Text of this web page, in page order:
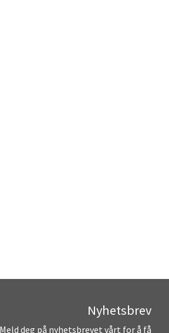
Nyhetsbrev
Meld deg på nyhetsbrevet vårt for å få